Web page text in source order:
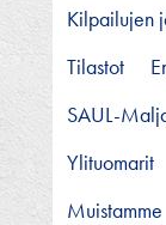
Kilpailujen
Tilastot
SAUL-
Ylituomarit
Muistamme